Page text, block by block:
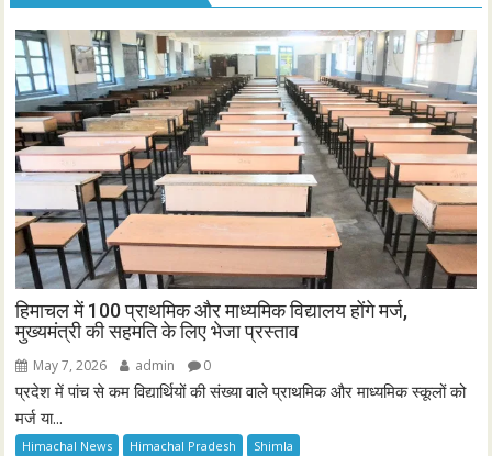
हिमाचल में 100 प्राथमिक और माध्यमिक विद्यालय होंगे मर्ज,
मुख्यमंत्री की सहमति के लिए भेजा प्रस्ताव
May 7, 2026 admin 0
प्रदेश में पांच से कम विद्यार्थियों की संख्या वाले प्राथमिक और माध्यमिक स्कूलों को
मर्ज या...
Himachal News Himachal Pradesh Shimla